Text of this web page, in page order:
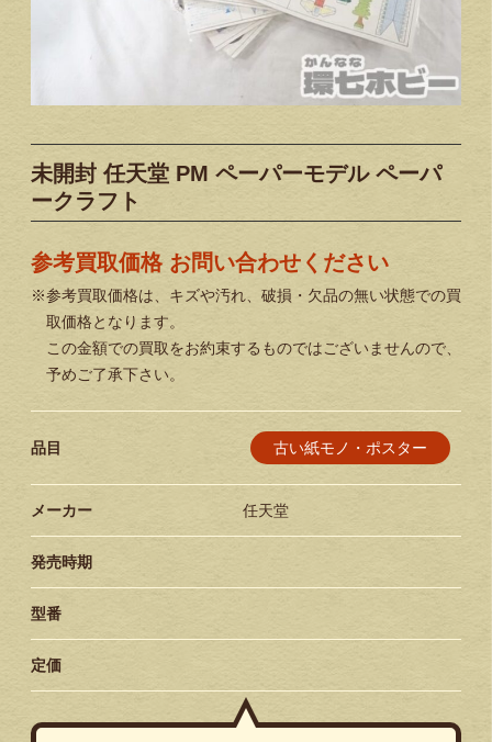
未開封 任天堂 PM ペーパーモデル ペーパ
ークラフト
参考買取価格 お問い合わせください
※参考買取価格は、キズや汚れ、破損・欠品の無い状態での買
取価格となります。
この金額での買取をお約束するものではございませんので、
予めご了承下さい。
品目 古い紙モノ・ポスター
メーカー 任天堂
発売時期
型番
定価